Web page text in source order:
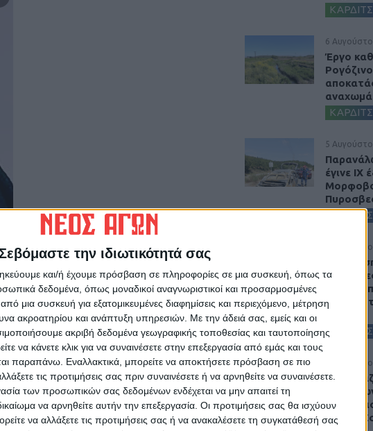
την ιδιωτικότητά σας
και/ή έχουμε πρόσβαση σε πληροφορίες σε μια συσκευή, όπως τα
δεδομένα, όπως μοναδικοί αναγνωριστικοί και προσαρμοσμένες
μια συσκευή για εξατομικευμένες διαφημίσεις και περιεχόμενο, μέτρηση
ακροατηρίου και ανάπτυξη υπηρεσιών. Με την άδειά σας, εμείς και οι
ακριβή δεδομένα γεωγραφικής τοποθεσίας και ταυτοποίησης
κάνετε κλικ για να συναινέσετε στην επεξεργασία από εμάς και τους
παραπάνω. Εναλλακτικά, μπορείτε να αποκτήσετε πρόσβαση σε πιο
τις προτιμήσεις σας πριν συναινέσετε ή να αρνηθείτε να συναινέσετε.
των προσωπικών σας δεδομένων ενδέχεται να μην απαιτεί τη
να αρνηθείτε αυτήν την επεξεργασία. Οι προτιμήσεις σας θα ισχύουν
να αλλάξετε τις προτιμήσεις σας ή να ανακαλέσετε τη συγκατάθεσή σας
τους σχετικούς πίνακες που
χαρακτηριστικά στο βαμβάκι
όλες τις περιφέρειες, αλλά έχει
μεταξύ των περιφερειών
και ίσωςκαι στη
6
Έργο
5
έγινε ΙΧ
5
φωτιάς
σταθμό
5
του
Υγείας